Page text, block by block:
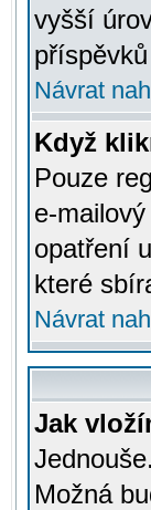
vyšší
Návrat
Když
Pouze
e-
opatření
které
Návrat
Jak
Možná